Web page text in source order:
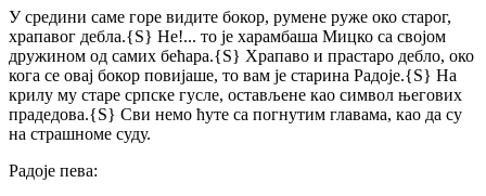
У средини саме горе видите бокор, румене руже око старог,
храпавог дебла.{S} Не!... то је харамбаша Мицко са својом
дружином од самих бећара.{S} Храпаво и прастаро дебло, око
кога се овај бокор повијаше, то вам је старина Радоје.{S} На
крилу му старе српске гусле, остављене као символ његових
прадедова.{S} Сви немо ћуте са погнутим главама, као да су
на страшноме суду.
Радоје пева: